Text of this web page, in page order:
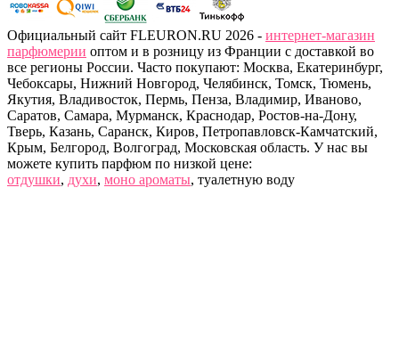
Официальный сайт FLEURON.RU 2026 - интернет-магазин
парфюмерии оптом и в розницу из Франции с доставкой во
все регионы России. Часто покупают: Москва, Екатеринбург,
Чебоксары, Нижний Новгород, Челябинск, Томск, Тюмень,
Якутия, Владивосток, Пермь, Пенза, Владимир, Иваново,
Саратов, Самара, Мурманск, Краснодар, Ростов-на-Дону,
Тверь, Казань, Саранск, Киров, Петропавловск-Камчатский,
Крым, Белгород, Волгоград, Московская область. У нас вы
можете купить парфюм по низкой цене:
отдушки, духи, моно ароматы, туалетную воду